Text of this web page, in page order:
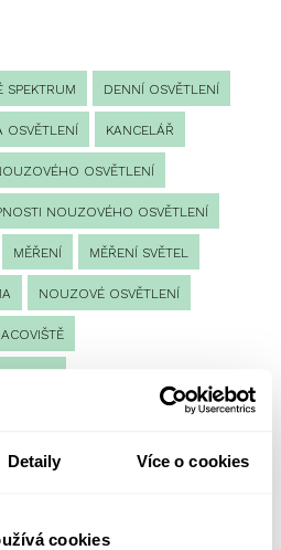
Detaily Více o cookies
cookies
SPEKTRUM DENNÍ OSVĚTLENÍ
OSVĚTLENÍ KANCELÁŘ
OSVĚTLENÍ
NOUZOVÉHO OSVĚTLENÍ
MĚŘENÍ MĚŘENÍ SVĚTEL
NOUZOVÉ OSVĚTLENÍ
OSVĚTLENÍ
ŘÍZENÍ